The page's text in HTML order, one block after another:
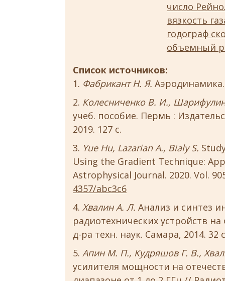
число
вязкость
годограф
объемный
Список источников:
Фабрикант Н. Я.
Колесниченко В. И.,
учеб. пособие. Пермь :
2019. 127 с.
Yue Hu, Lazarian A., Bialy S.
Using the Gradient Technique:
Astrophysical Journal. 2020. Vol.
4357/abc3c6
Хвалин А. Л. Анализ и синтез
радиотехнических устройств
д-ра техн. наук. Самара, 2014. 32
Апин М. П., Кудряшов Г. В.,
усилителя мощности на